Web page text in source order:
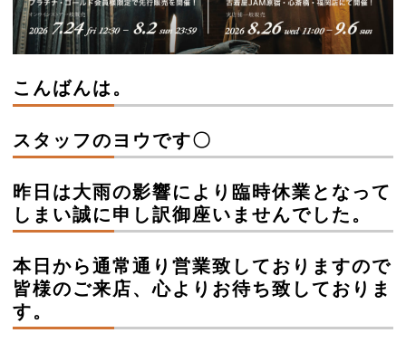
こんばんは。
スタッフのヨウです〇
昨日は大雨の影響により臨時休業となって
しまい誠に申し訳御座いませんでした。
本日から通常通り営業致しておりますので
皆様のご来店、心よりお待ち致しておりま
す。